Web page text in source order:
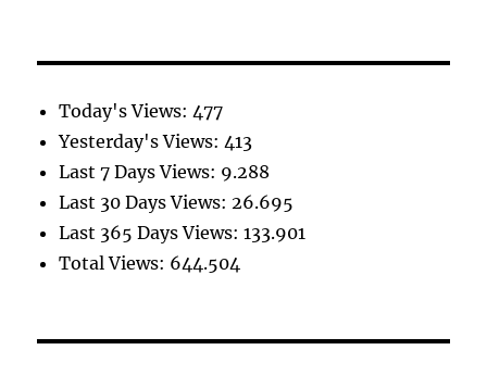
Today's Views:477
Yesterday's Views:413
Last 7 Days Views: 9.288
Last 30 Days Views:26.695
Last 365 Days Views:133.901
Total Views: 644.504